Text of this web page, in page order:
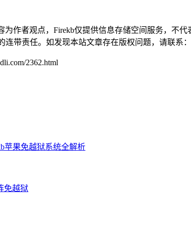
为作者观点，Firekb仅提供信息存储空间服务，不
连带责任。如发现本站文章存在版权问题，请联系：
2362.html
苹果免越狱系统全解析
免越狱